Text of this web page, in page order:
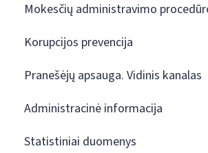
Mokesčių administravimo
Korupcijos prevencija
Pranešėjų apsauga. Vidinis kanalas
Administracinė informacija
Statistiniai duomenys